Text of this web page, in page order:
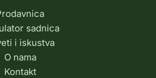
sadnica
i iskustva
O nama
Kontakt